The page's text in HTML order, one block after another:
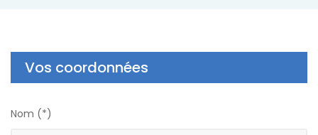
Vos coordonnées
Nom (*)